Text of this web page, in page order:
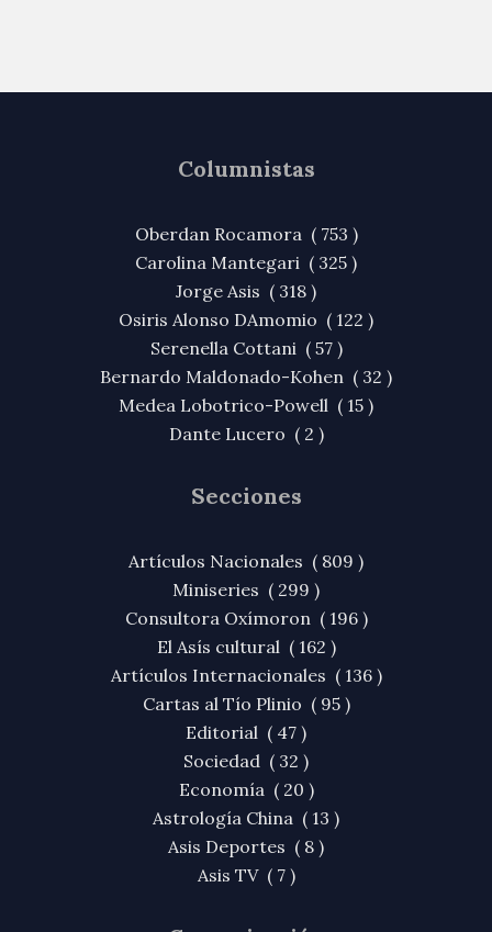
Columnistas
Oberdan Rocamora ( 753 )
Carolina Mantegari ( 325 )
Jorge Asis ( 318 )
Osiris Alonso DAmomio ( 122 )
Serenella Cottani ( 57 )
Bernardo Maldonado-Kohen ( 32 )
Medea Lobotrico-Powell ( 15 )
Dante Lucero ( 2 )
Secciones
Artículos Nacionales ( 809 )
Miniseries ( 299 )
Consultora Oxímoron ( 196 )
El Asís cultural ( 162 )
Artículos Internacionales ( 136 )
Cartas al Tío Plinio ( 95 )
Editorial ( 47 )
Sociedad ( 32 )
Economía ( 20 )
Astrología China ( 13 )
Asis Deportes ( 8 )
Asis TV ( 7 )